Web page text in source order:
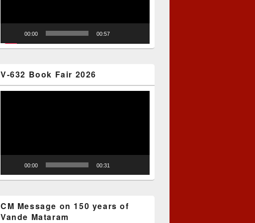
00:00 00:57
V-632 Book Fair 2026
00:00 00:31
CM Message on 150 years of
Vande Mataram